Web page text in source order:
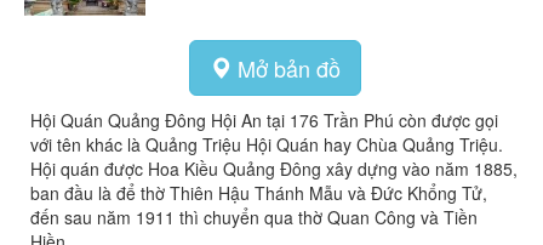
Mở bản đồ
Hội Quán Quảng Đông Hội An tại 176 Trần Phú còn được gọi
với tên khác là Quảng Triệu Hội Quán hay Chùa Quảng Triệu.
Hội quán được Hoa Kiều Quảng Đông xây dựng vào năm 1885,
ban đầu là để thờ Thiên Hậu Thánh Mẫu và Đức Khổng Tử,
đến sau năm 1911 thì chuyển qua thờ Quan Công và Tiền